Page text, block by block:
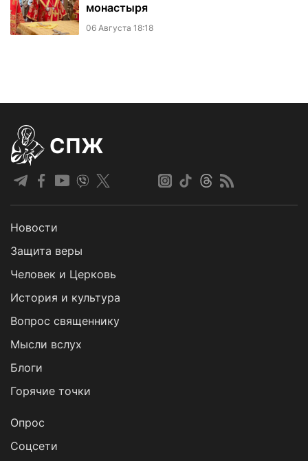
монастыря
06 Августа 18:18
СПЖ
Новости
Защита веры
Человек и Церковь
История и культура
Вопрос священнику
Мысли вслух
Блоги
Горячие точки
Опрос
Cоцсети